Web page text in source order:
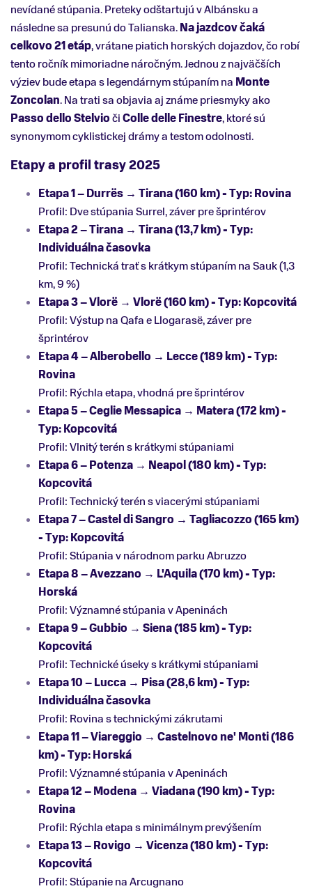
nevídané stúpania. Preteky odštartujú v Albánsku a
následne sa presunú do Talianska.Na jazdcov čaká
celkovo 21 etáp, vrátane piatich horských dojazdov, čo robí
tento ročník mimoriadne náročným. Jednou z najväčších
výziev bude etapa s legendárnym stúpaním na Monte
Zoncolan. Na trati sa objavia aj známe priesmyky ako
Passo dello StelviočiColle delle Finestre, ktoré sú
synonymom cyklistickej drámy a testom odolnosti.
Etapy a profil trasy 2025
Etapa 1 – Durrës → Tirana (160 km) - Typ: Rovina
Profil: Dve stúpania Surrel, záver pre šprintérov
Etapa 2 – Tirana → Tirana (13,7 km) - Typ:
Individuálna časovka
Profil: Technická trať s krátkym stúpaním na Sauk (1,3
km, 9 %)
Etapa 3 – Vlorë → Vlorë (160 km) - Typ: Kopcovitá
Profil: Výstup na Qafa e Llogarasë, záver pre
šprintérov
Etapa 4 – Alberobello → Lecce (189 km) - Typ:
Rovina
Profil: Rýchla etapa, vhodná pre šprintérov
Etapa 5 – Ceglie Messapica → Matera (172 km) -
Typ: Kopcovitá
Profil: Vlnitý terén s krátkymi stúpaniami
Etapa 6 – Potenza → Neapol (180 km) - Typ:
Kopcovitá
Profil: Technický terén s viacerými stúpaniami
Etapa 7 – Castel di Sangro → Tagliacozzo (165 km)
- Typ: Kopcovitá
Profil: Stúpania v národnom parku Abruzzo
Etapa 8 – Avezzano → L'Aquila (170 km) - Typ:
Horská
Profil: Významné stúpania v Apeninách
Etapa 9 – Gubbio → Siena (185 km) - Typ:
Kopcovitá
Profil: Technické úseky s krátkymi stúpaniami
Etapa 10 – Lucca → Pisa (28,6 km) - Typ:
Individuálna časovka
Profil: Rovina s technickými zákrutami
Etapa 11 – Viareggio → Castelnovo ne' Monti (186
km) - Typ: Horská
Profil: Významné stúpania v Apeninách
Etapa 12 – Modena → Viadana (190 km) - Typ:
Rovina
Profil: Rýchla etapa s minimálnym prevýšením
Etapa 13 – Rovigo → Vicenza (180 km) - Typ:
Kopcovitá
Profil: Stúpanie na Arcugnano